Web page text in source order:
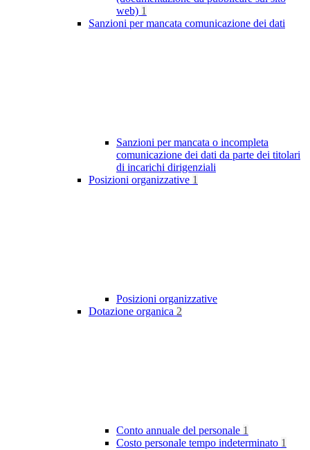
web) 1
Sanzioni per mancata comunicazione dei dati
Sanzioni per mancata o incompleta
comunicazione dei dati da parte dei titolari
di incarichi dirigenziali
Posizioni organizzative 1
Posizioni organizzative
Dotazione organica 2
Conto annuale del personale 1
Costo personale tempo indeterminato 1